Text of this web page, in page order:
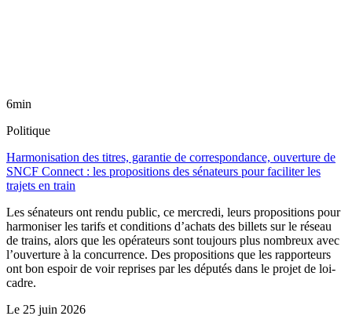
6min
Politique
Harmonisation des titres, garantie de correspondance, ouverture de
SNCF Connect : les propositions des sénateurs pour faciliter les
trajets en train
Les sénateurs ont rendu public, ce mercredi, leurs propositions pour
harmoniser les tarifs et conditions d’achats des billets sur le réseau
de trains, alors que les opérateurs sont toujours plus nombreux avec
l’ouverture à la concurrence. Des propositions que les rapporteurs
ont bon espoir de voir reprises par les députés dans le projet de loi-
cadre.
Le 25 juin 2026